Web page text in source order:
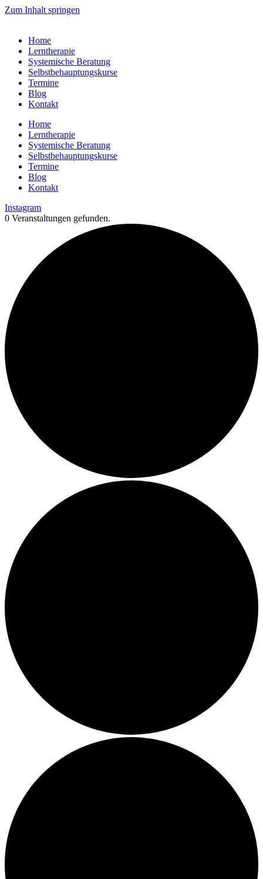
Zum Inhalt springen
Home
Lerntherapie
Systemische Beratung
Selbstbehauptungskurse
Termine
Blog
Kontakt
Home
Lerntherapie
Systemische Beratung
Selbstbehauptungskurse
Termine
Blog
Kontakt
Instagram
0 Veranstaltungen gefunden.